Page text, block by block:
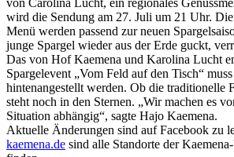
wird die Sendung am 27. Juli um 21 Uhr.
Menü werden passend zur neuen
junge Spargel wieder aus der Erde guckt,
Das von Hof Kaemena und Karolina Lucht
Spargelevent „Vom Feld auf den Tisch“
hintenangestellt werden. Ob die traditionelle
steht noch in den Sternen. „Wir machen es
Situation abhängig“, sagte Hajo Kaemena.
Aktuelle Änderungen sind auf Facebook zu
kaemena.de sind alle Standorte der